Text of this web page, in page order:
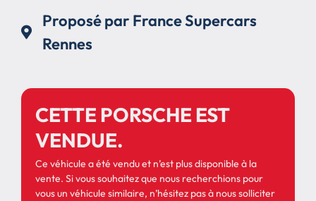
Proposé par France Supercars
Rennes
CETTE PORSCHE EST
VENDUE.
Ce véhicule a été vendu et n’est plus disponible à la
vente. Si vous souhaitez que nous recherchions pour
vous un véhicule similaire, n’hésitez pas à nous solliciter